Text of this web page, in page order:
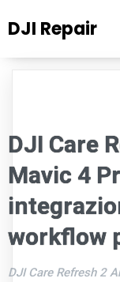
DJI Repair
DJI Care
Mavic 4
workflow
DJI Care Refresh 2